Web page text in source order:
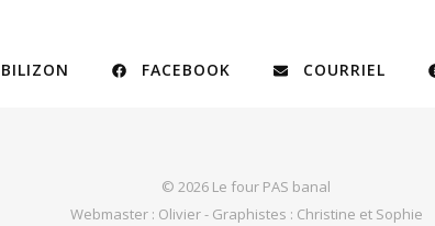
FACEBOOK COURRIEL
© 2026 Le four PAS banal
Webmaster : Olivier- Graphistes : Christine et Sophie